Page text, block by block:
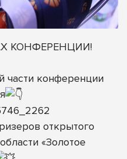
КОНФЕРЕНЦИИ!
части конференции
открытого
«Золотое